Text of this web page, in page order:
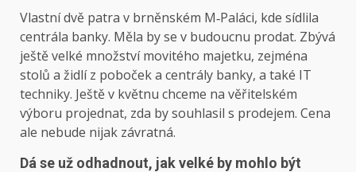
Vlastní dvě patra v brněnském M‑Paláci, kde sídlila
centrála banky. Měla by se v budoucnu prodat. Zbývá
ještě velké množství movitého majetku, zejména
stolů a židlí z pobo­ček a centrály banky, a také IT
techniky. Ještě v květnu chceme na věřitelském
výboru projednat, zda by souhlasil s prodejem. Cena
ale nebude nijak závratná.
Dá se už odhadnout, jak velké by mohlo být